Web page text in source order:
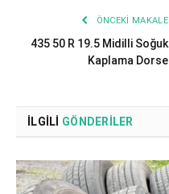
ÖNCEKI MAKALE
435 50 R 19.5 Midilli Soğuk
Kaplama Dorse
İLGILI GÖNDERILER